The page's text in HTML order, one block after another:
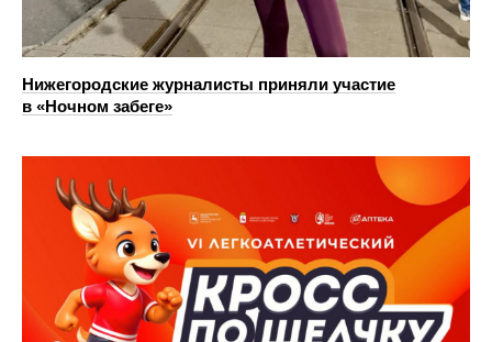
Нижегородские журналисты приняли участие
в «Ночном забеге»